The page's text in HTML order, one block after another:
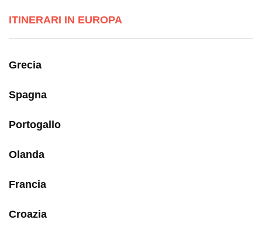
ITINERARI IN EUROPA
Grecia
Spagna
Portogallo
Olanda
Francia
Croazia